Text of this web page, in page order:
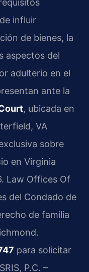
influir
de bienes, la
aspectos del
adulterio en el
ante la
, ubicada en
VA
sobre
en Virginia
Law Offices Of
del Condado de
de familia
para solicitar
P.C. –